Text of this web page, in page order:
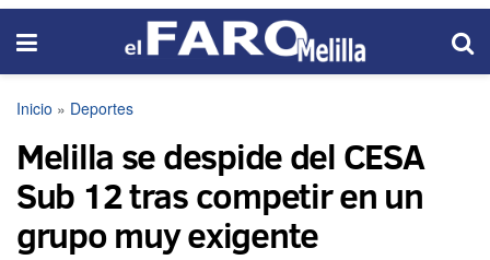
Inicio » Deportes
Melilla se despide del CESA
Sub 12 tras competir en un
grupo muy exigente